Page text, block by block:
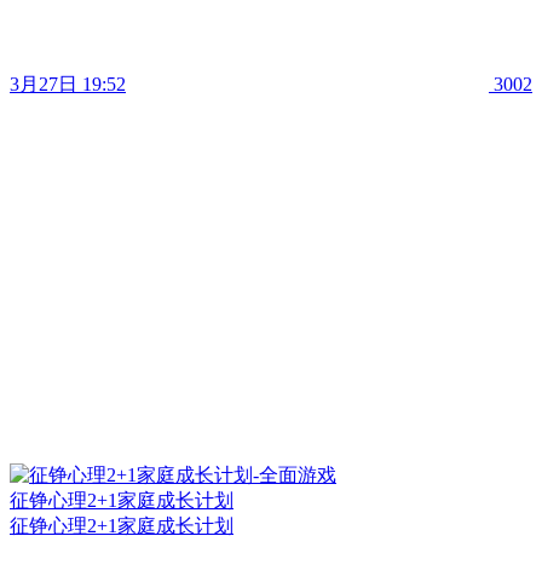
3月27日 19:52 3002
征铮心理2+1家庭成长计划
征铮心理2+1家庭成长计划